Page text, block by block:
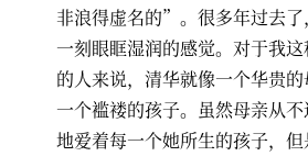
非浪得虚名的”。很多年过去
一刻眼眶湿润的感觉。对于我
的人来说，清华就像一个华贵
一个褴褛的孩子。虽然母亲从
地爱着每一个她所生的孩子，